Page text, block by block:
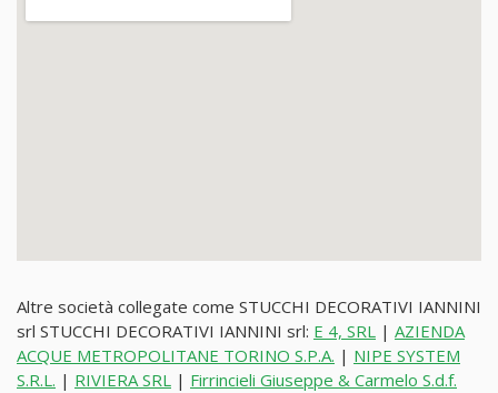
Altre società collegate come STUCCHI DECORATIVI IANNINI
srl STUCCHI DECORATIVI IANNINI srl: E 4, SRL | AZIENDA
ACQUE METROPOLITANE TORINO S.P.A. | NIPE SYSTEM
S.R.L. | RIVIERA SRL | Firrincieli Giuseppe & Carmelo S.d.f.